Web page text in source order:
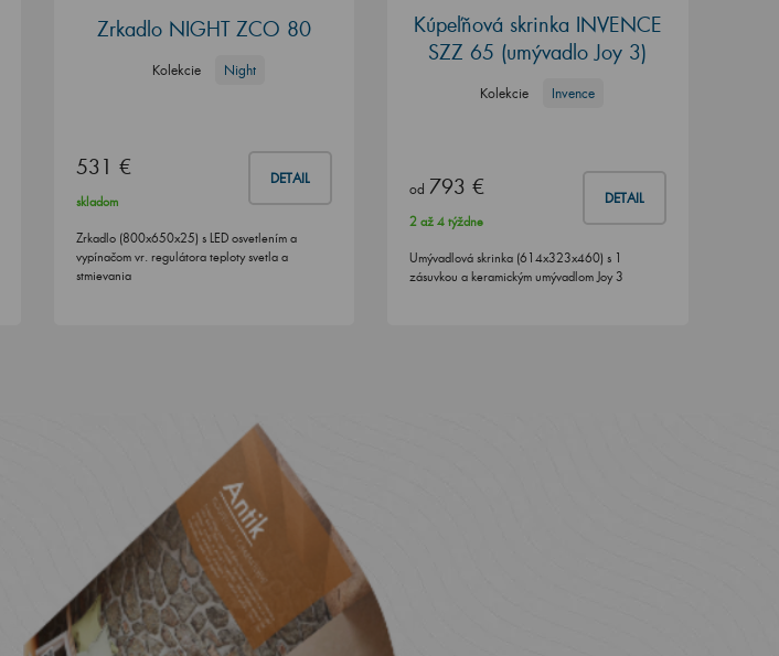
Zrkadlo NIGHT ZCO 80
Kolekcie Night
531 € DETAIL
skladom
Zrkadlo (800x650x25) s LED osvetlením a
vypínačom vr. regulátora teploty svetla a
stmievania
Kúpeľňová skrinka INVENCE
SZZ 65 (umývadlo Joy 3)
Kolekcie Invence
od 793 € DETAIL
2 až 4 týždne
Umývadlová skrinka (614x323x460) s 1
zásuvkou a keramickým umývadlom Joy 3